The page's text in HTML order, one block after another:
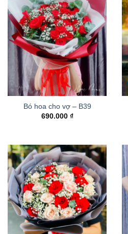
Bó hoa cho vợ – B39
690.000 ₫